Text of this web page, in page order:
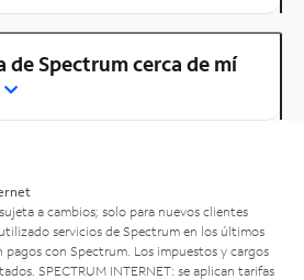
de Spectrum cerca de mí
a cambios; solo para nuevos clientes
servicios de Spectrum en los últimos
pagos con Spectrum. Los impuestos y cargos
SPECTRUM INTERNET: se aplican tarifas